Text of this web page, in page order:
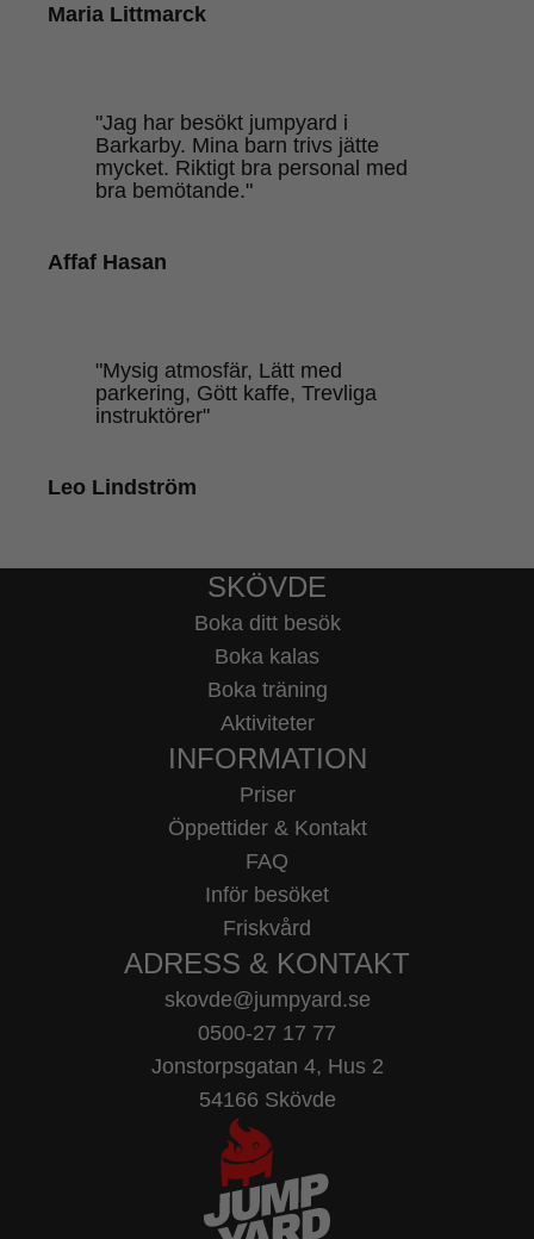
Maria Littmarck
"Jag har besökt jumpyard i
Barkarby. Mina barn trivs jätte
mycket. Riktigt bra personal med
bra bemötande."
Affaf Hasan
"Mysig atmosfär, Lätt med
parkering, Gött kaffe, Trevliga
instruktörer"
Leo Lindström
SKÖVDE
Boka ditt besök
Boka kalas
Boka träning
Aktiviteter
INFORMATION
Priser
Öppettider & Kontakt
FAQ
Inför besöket
Friskvård
ADRESS & KONTAKT
skovde@jumpyard.se
0500-27 17 77
Jonstorpsgatan 4, Hus 2
54166 Skövde